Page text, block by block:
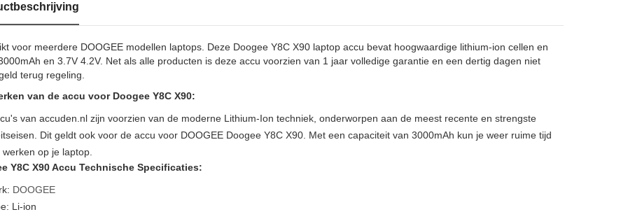
voor meerdere DOOGEE modellen laptops. Deze Doogee Y8C X90 laptop accu bevat hoogwaardige lithium-ion cellen en
en 3.7V 4.2V. Net als alle producten is deze accu voorzien van 1 jaar volledige garantie en een dertig dagen niet
terug regeling.
van de accu voor Doogee Y8C X90:
van accuden.nl zijn voorzien van de moderne Lithium-Ion techniek, onderworpen aan de meest recente en strengste
Dit geldt ook voor de accu voor DOOGEE Doogee Y8C X90. Met een capaciteit van 3000mAh kun je weer ruime tijd
werken op je laptop.
Y8C X90 Accu Technische Specificaties:
DOOGEE
Li-ion